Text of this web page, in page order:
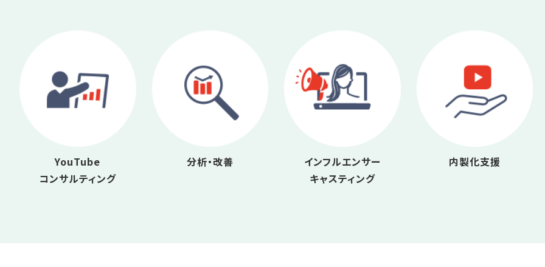
YouTube
コンサルティング
分析・改善
インフルエンサー
キャスティング
内製化支援